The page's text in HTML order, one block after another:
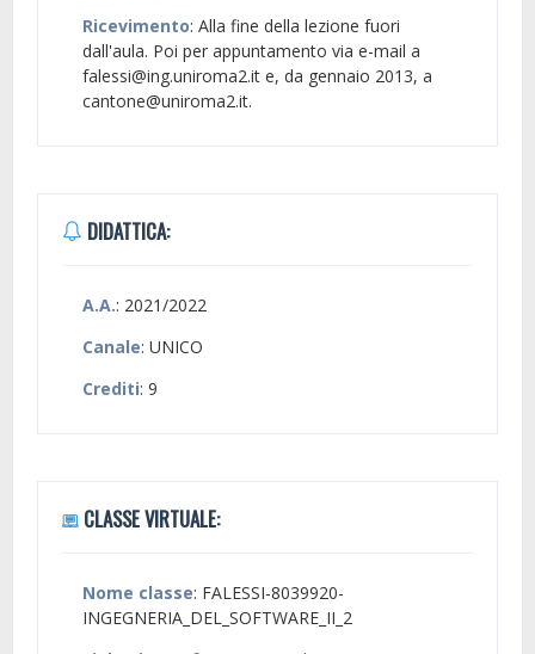
Ricevimento: Alla fine della lezione fuori
dall'aula. Poi per appuntamento via e-mail a
falessi@ing.uniroma2.it e, da gennaio 2013, a
cantone@uniroma2.it.
DIDATTICA:
A.A.: 2021/2022
Canale: UNICO
Crediti: 9
CLASSE VIRTUALE:
Nome classe: FALESSI-8039920-
INGEGNERIA_DEL_SOFTWARE_II_2